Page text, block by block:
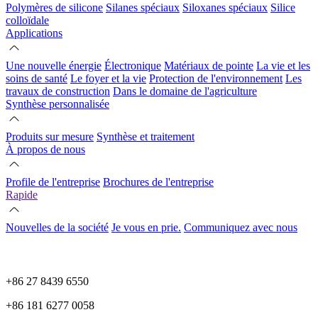
Polymères de silicone Silanes spéciaux Siloxanes spéciaux Silice
colloïdale
Applications
Une nouvelle énergie Électronique Matériaux de pointe La vie et les
soins de santé Le foyer et la vie Protection de l'environnement Les
travaux de construction Dans le domaine de l'agriculture
Synthèse personnalisée
Produits sur mesure Synthèse et traitement
À propos de nous
Profile de l'entreprise Brochures de l'entreprise
Rapide
Nouvelles de la société Je vous en prie. Communiquez avec nous
+86 27 8439 6550
+86 181 6277 0058